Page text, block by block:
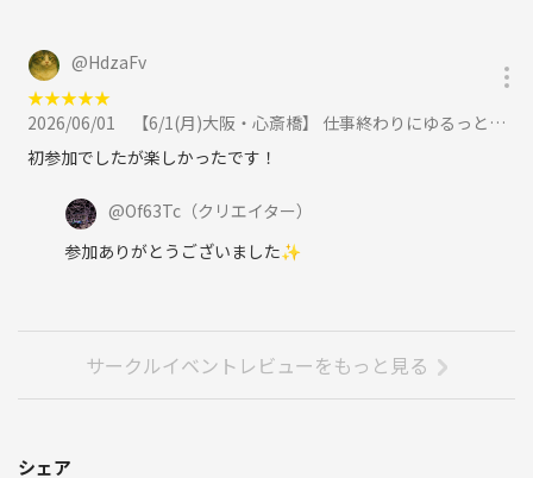
@HdzaFv
★★★★★
2026/06/01
【6/1(月)大阪・心斎橋】 仕事終わりにゆるっと夜カフェ☕️に参加
初参加でしたが楽しかったです！
@Of63Tc （クリエイター）
参加ありがとうございました✨️
サークルイベントレビューをもっと見る
シェア